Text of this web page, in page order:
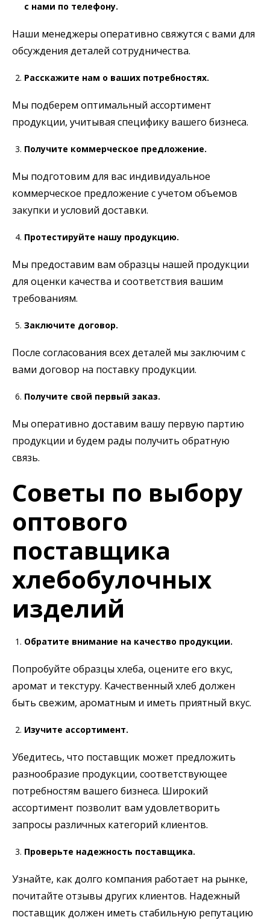
с нами по телефону.
Наши менеджеры оперативно свяжутся с вами для
обсуждения деталей сотрудничества.
Расскажите нам о ваших потребностях.
Мы подберем оптимальный ассортимент
продукции, учитывая специфику вашего бизнеса.
Получите коммерческое предложение.
Мы подготовим для вас индивидуальное
коммерческое предложение с учетом объемов
закупки и условий доставки.
Протестируйте нашу продукцию.
Мы предоставим вам образцы нашей продукции
для оценки качества и соответствия вашим
требованиям.
Заключите договор.
После согласования всех деталей мы заключим с
вами договор на поставку продукции.
Получите свой первый заказ.
Мы оперативно доставим вашу первую партию
продукции и будем рады получить обратную
связь.
Советы по выбору
оптового
поставщика
хлебобулочных
изделий
Обратите внимание на качество продукции.
Попробуйте образцы хлеба, оцените его вкус,
аромат и текстуру. Качественный хлеб должен
быть свежим, ароматным и иметь приятный вкус.
Изучите ассортимент.
Убедитесь, что поставщик может предложить
разнообразие продукции, соответствующее
потребностям вашего бизнеса. Широкий
ассортимент позволит вам удовлетворить
запросы различных категорий клиентов.
Проверьте надежность поставщика.
Узнайте, как долго компания работает на рынке,
почитайте отзывы других клиентов. Надежный
поставщик должен иметь стабильную репутацию